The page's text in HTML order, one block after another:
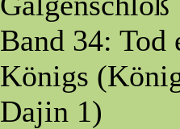
Band 34: Tod
Königs
Dajin 1)